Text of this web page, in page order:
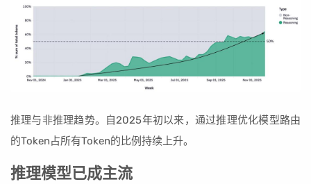
推理与非推理趋势。自2025年初以来，通过推理优化模型路由
的Token占所有Token的比例持续上升。
推理模型已成主流